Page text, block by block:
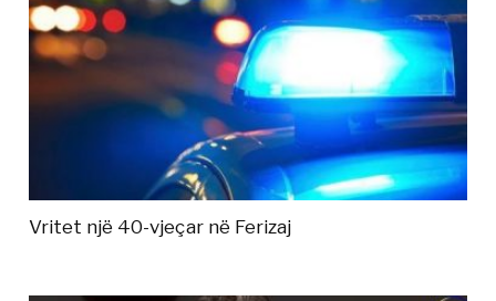
Vritet një 40-vjeçar në Ferizaj